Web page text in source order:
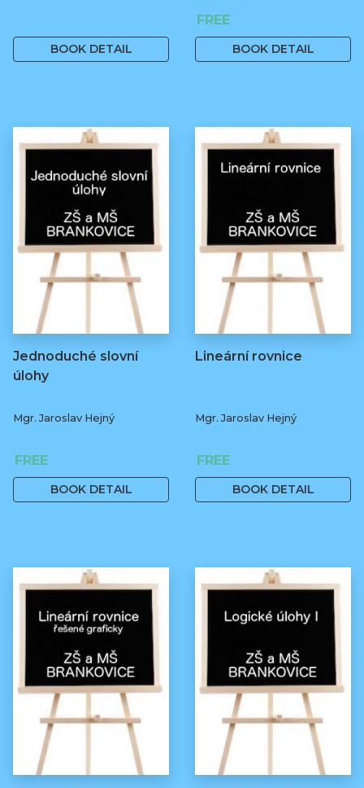
BOOK DETAIL
FREE
BOOK DETAIL
Jednoduché slovní
úlohy
Mgr. Jaroslav Hejný
FREE
BOOK DETAIL
Lineární rovnice
Mgr. Jaroslav Hejný
FREE
BOOK DETAIL